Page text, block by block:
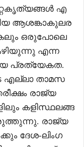
എ
ആശങ്കാകുലര
ഒരുപോലെ
എന്ന
പ്രത്യേകത.
എല്ലാ താമസ
രാജ്യ
കളിസ്ഥലങ്ങ
രാജ്യ
ദേശ-ലിംഗ